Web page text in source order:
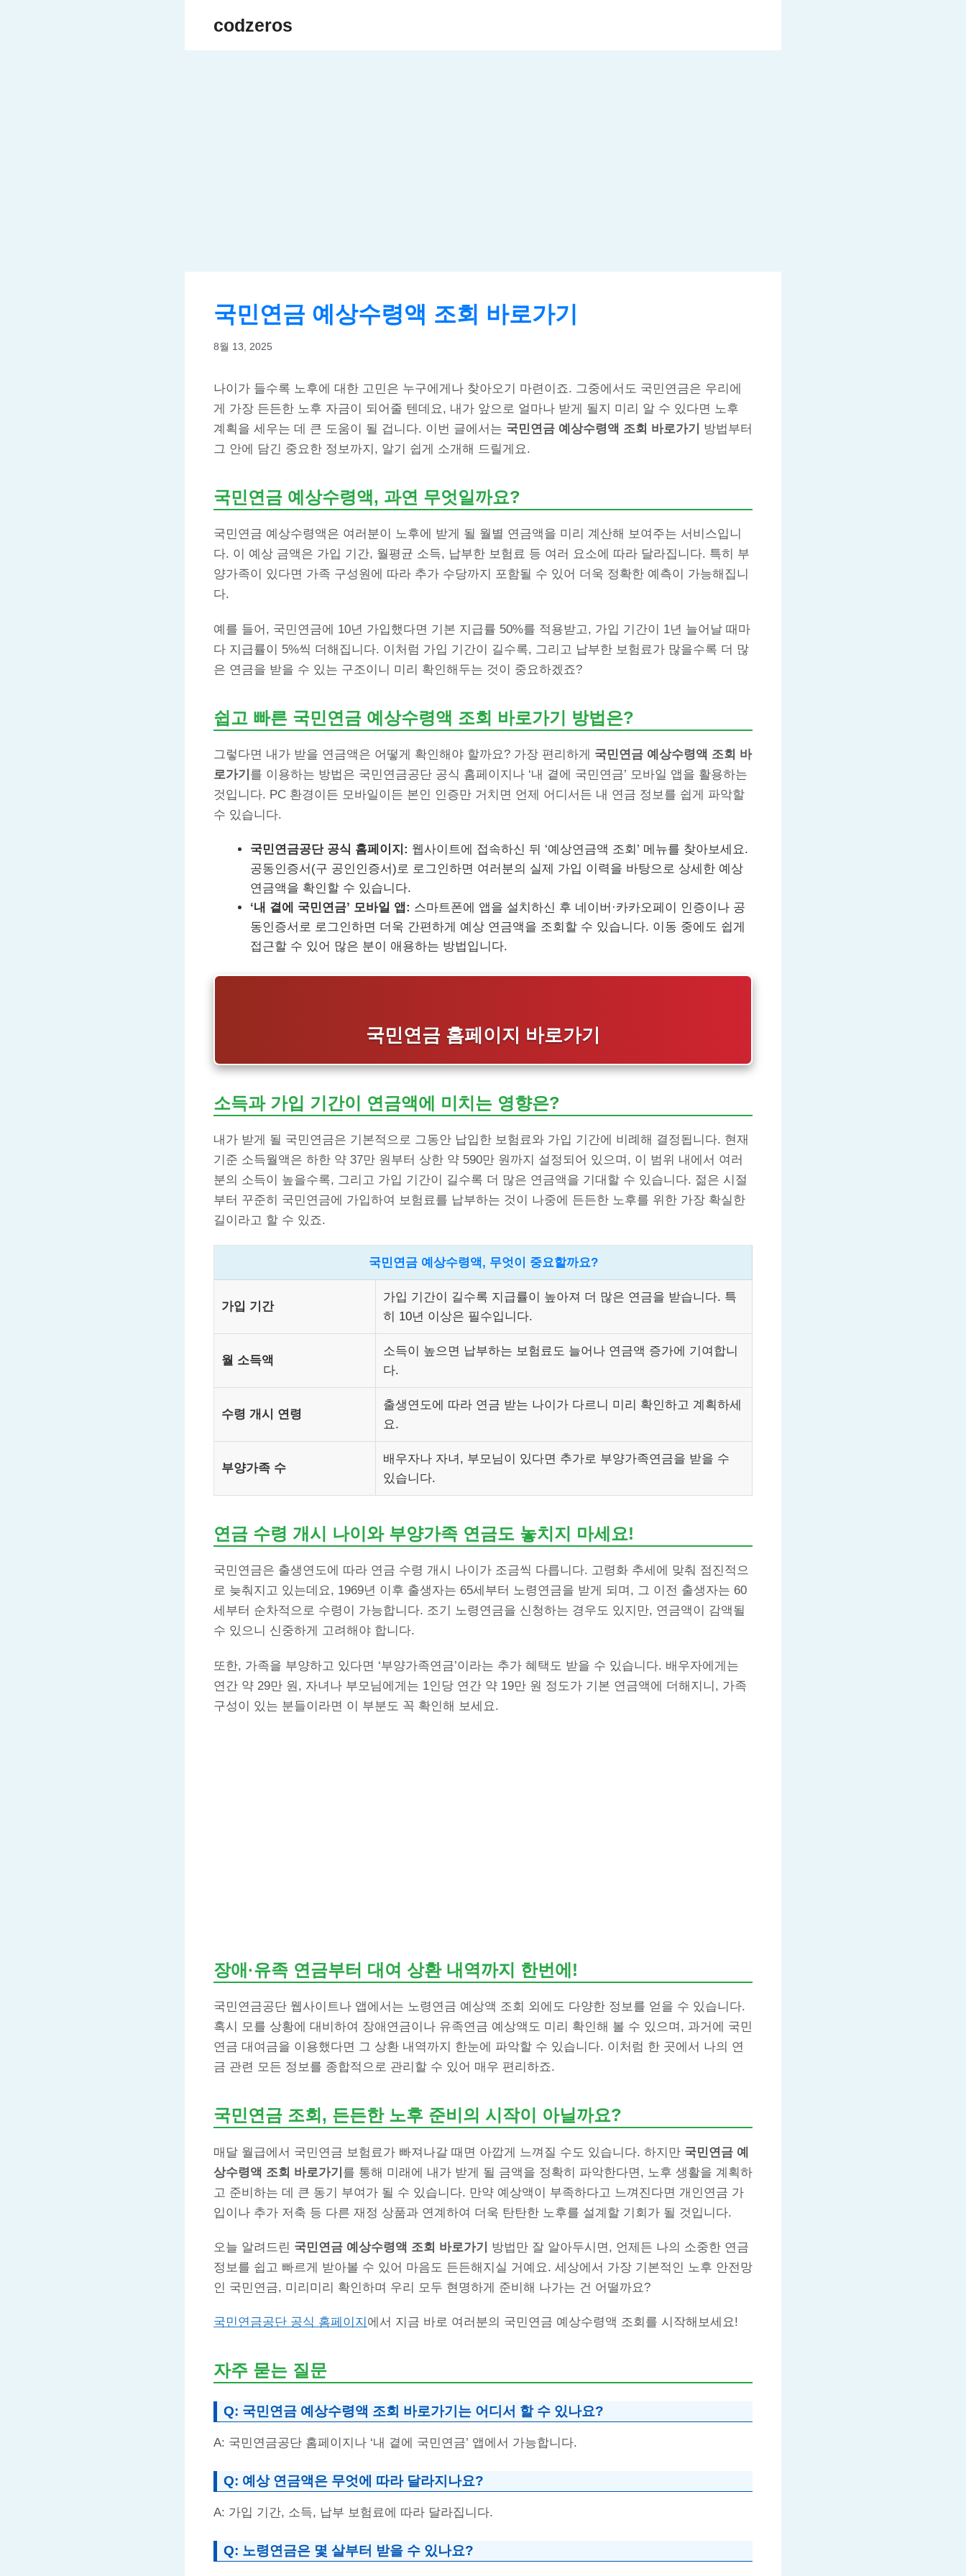
codzeros
국민연금 예상수령액 조회 바로가기
8월 13, 2025
나이가 들수록 노후에 대한 고민은 누구에게나 찾아오기 마련이죠. 그중에서도 국민연금은 우리에
게 가장 든든한 노후 자금이 되어줄 텐데요, 내가 앞으로 얼마나 받게 될지 미리 알 수 있다면 노후
계획을 세우는 데 큰 도움이 될 겁니다. 이번 글에서는 국민연금 예상수령액 조회 바로가기
방법부터
그 안에 담긴 중요한 정보까지, 알기 쉽게 소개해 드릴게요.
국민연금 예상수령액, 과연 무엇일까요?
국민연금 예상수령액은 여러분이 노후에 받게 될 월별 연금액을 미리 계산해 보여주는 서비스입니
다. 이 예상 금액은 가입 기간, 월평균 소득, 납부한 보험료 등 여러 요소에 따라 달라집니다. 특히 부
양가족이 있다면 가족 구성원에 따라 추가 수당까지 포함될 수 있어 더욱 정확한 예측이 가능해집니
다.
예를 들어, 국민연금에 10년 가입했다면 기본 지급률 50%를 적용받고, 가입 기간이 1년 늘어날 때마
다 지급률이 5%씩 더해집니다. 이처럼 가입 기간이 길수록, 그리고 납부한 보험료가 많을수록 더 많
은 연금을 받을 수 있는 구조이니 미리 확인해두는 것이 중요하겠죠?
쉽고 빠른 국민연금 예상수령액 조회 바로가기 방법은?
그렇다면 내가 받을 연금액은 어떻게 확인해야 할까요? 가장 편리하게 국민연금 예상수령액 조회 바
로가기 를 이용하는 방법은 국민연금공단 공식 홈페이지나 ‘내 곁에 국민연금’ 모바일 앱을 활용하는
것입니다. PC 환경이든 모바일이든 본인 인증만 거치면 언제 어디서든 내 연금 정보를 쉽게 파악할
수 있습니다.
국민연금공단 공식 홈페이지: 웹사이트에 접속하신 뒤 ‘예상연금액 조회’ 메뉴를 찾아보세요.
공동인증서(구 공인인증서)로 로그인하면 여러분의 실제 가입 이력을 바탕으로 상세한 예상
연금액을 확인할 수 있습니다.
‘내 곁에 국민연금’ 모바일 앱: 스마트폰에 앱을 설치하신 후 네이버·카카오페이 인증이나 공
동인증서로 로그인하면 더욱 간편하게 예상 연금액을 조회할 수 있습니다. 이동 중에도 쉽게
접근할 수 있어 많은 분이 애용하는 방법입니다.
국민연금 홈페이지 바로가기
소득과 가입 기간이 연금액에 미치는 영향은?
내가 받게 될 국민연금은 기본적으로 그동안 납입한 보험료와 가입 기간에 비례해 결정됩니다. 현재
기준 소득월액은 하한 약 37만 원부터 상한 약 590만 원까지 설정되어 있으며, 이 범위 내에서 여러
분의 소득이 높을수록, 그리고 가입 기간이 길수록 더 많은 연금액을 기대할 수 있습니다. 젊은 시절
부터 꾸준히 국민연금에 가입하여 보험료를 납부하는 것이 나중에 든든한 노후를 위한 가장 확실한
길이라고 할 수 있죠.
국민연금 예상수령액, 무엇이 중요할까요?
가입 기간
가입 기간이 길수록 지급률이 높아져 더 많은 연금을 받습니다. 특
히 10년 이상은 필수입니다.
월 소득액
소득이 높으면 납부하는 보험료도 늘어나 연금액 증가에 기여합니
다.
수령 개시 연령
출생연도에 따라 연금 받는 나이가 다르니 미리 확인하고 계획하세
요.
부양가족 수
배우자나 자녀, 부모님이 있다면 추가로 부양가족연금을 받을 수
있습니다.
연금 수령 개시 나이와 부양가족 연금도 놓치지 마세요!
국민연금은 출생연도에 따라 연금 수령 개시 나이가 조금씩 다릅니다. 고령화 추세에 맞춰 점진적으
로 늦춰지고 있는데요, 1969년 이후 출생자는 65세부터 노령연금을 받게 되며, 그 이전 출생자는 60
세부터 순차적으로 수령이 가능합니다. 조기 노령연금을 신청하는 경우도 있지만, 연금액이 감액될
수 있으니 신중하게 고려해야 합니다.
또한, 가족을 부양하고 있다면 ‘부양가족연금’이라는 추가 혜택도 받을 수 있습니다. 배우자에게는
연간 약 29만 원, 자녀나 부모님에게는 1인당 연간 약 19만 원 정도가 기본 연금액에 더해지니, 가족
구성이 있는 분들이라면 이 부분도 꼭 확인해 보세요.
장애·유족 연금부터 대여 상환 내역까지 한번에!
국민연금공단 웹사이트나 앱에서는 노령연금 예상액 조회 외에도 다양한 정보를 얻을 수 있습니다.
혹시 모를 상황에 대비하여 장애연금이나 유족연금 예상액도 미리 확인해 볼 수 있으며, 과거에 국민
연금 대여금을 이용했다면 그 상환 내역까지 한눈에 파악할 수 있습니다. 이처럼 한 곳에서 나의 연
금 관련 모든 정보를 종합적으로 관리할 수 있어 매우 편리하죠.
국민연금 조회, 든든한 노후 준비의 시작이 아닐까요?
매달 월급에서 국민연금 보험료가 빠져나갈 때면 아깝게 느껴질 수도 있습니다. 하지만 국민연금 예
상수령액 조회 바로가기 를 통해 미래에 내가 받게 될 금액을 정확히 파악한다면, 노후 생활을 계획하
고 준비하는 데 큰 동기 부여가 될 수 있습니다. 만약 예상액이 부족하다고 느껴진다면 개인연금 가
입이나 추가 저축 등 다른 재정 상품과 연계하여 더욱 탄탄한 노후를 설계할 기회가 될 것입니다.
오늘 알려드린 국민연금 예상수령액 조회 바로가기
방법만 잘 알아두시면, 언제든 나의 소중한 연금
정보를 쉽고 빠르게 받아볼 수 있어 마음도 든든해지실 거예요. 세상에서 가장 기본적인 노후 안전망
인 국민연금, 미리미리 확인하며 우리 모두 현명하게 준비해 나가는 건 어떨까요?
국민연금공단 공식 홈페이지 에서 지금 바로 여러분의 국민연금 예상수령액 조회를 시작해보세요!
자주 묻는 질문
Q: 국민연금 예상수령액 조회 바로가기는 어디서 할 수 있나요?
A: 국민연금공단 홈페이지나 ‘내 곁에 국민연금’ 앱에서 가능합니다.
Q: 예상 연금액은 무엇에 따라 달라지나요?
A: 가입 기간, 소득, 납부 보험료에 따라 달라집니다.
Q: 노령연금은 몇 살부터 받을 수 있나요?